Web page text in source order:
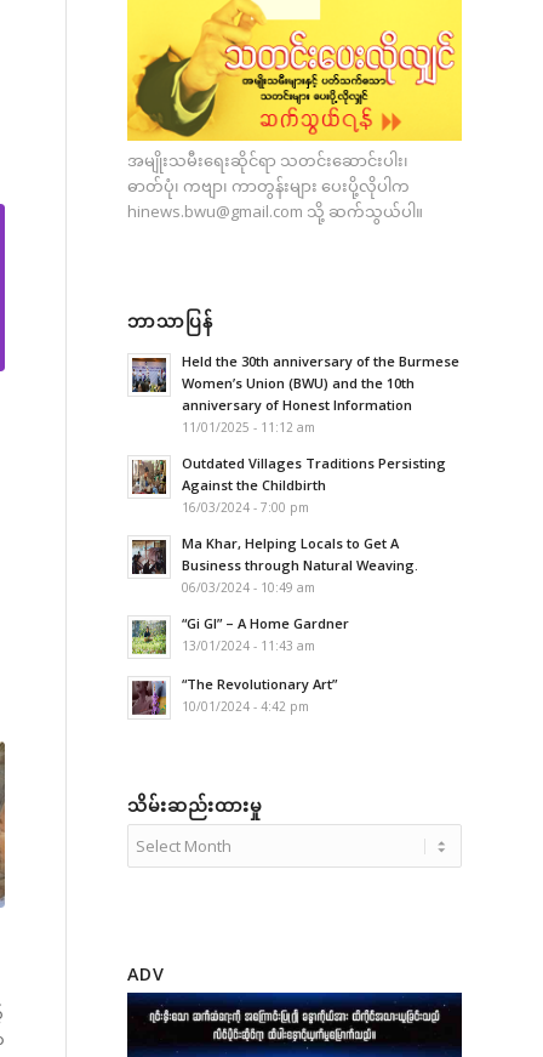
အမျိုးသမီးရေးဆိုင်ရာ သတင်းဆောင်းပါး၊
ဓာတ်ပုံ၊ ကဗျာ၊ ကာတွန်းများ ပေးပို့လိုပါက
hinews.bwu@gmail.com သို့ ဆက်သွယ်ပါ။
ဘာသာပြန်
Held the 30th anniversary of the Burmese
Women’s Union (BWU) and the 10th
anniversary of Honest Information
11/01/2025 - 11:12 am
Outdated Villages Traditions Persisting
Against the Childbirth
16/03/2024 - 7:00 pm
Ma Khar, Helping Locals to Get A
Business through Natural Weaving.
06/03/2024 - 10:49 am
“Gi GI” – A Home Gardner
13/01/2024 - 11:43 am
“The Revolutionary Art”
10/01/2024 - 4:42 pm
သိမ်းဆည်းထားမှု
ADV